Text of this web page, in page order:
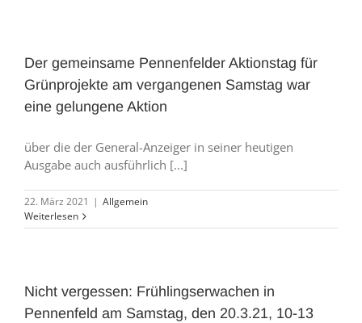
Der gemeinsame Pennenfelder Aktionstag für
Grünprojekte am vergangenen Samstag war
eine gelungene Aktion
über die der General-Anzeiger in seiner heutigen
Ausgabe auch ausführlich [...]
22. März 2021 | Allgemein
Weiterlesen
Nicht vergessen: Frühlingserwachen in
Pennenfeld am Samstag, den 20.3.21, 10-13